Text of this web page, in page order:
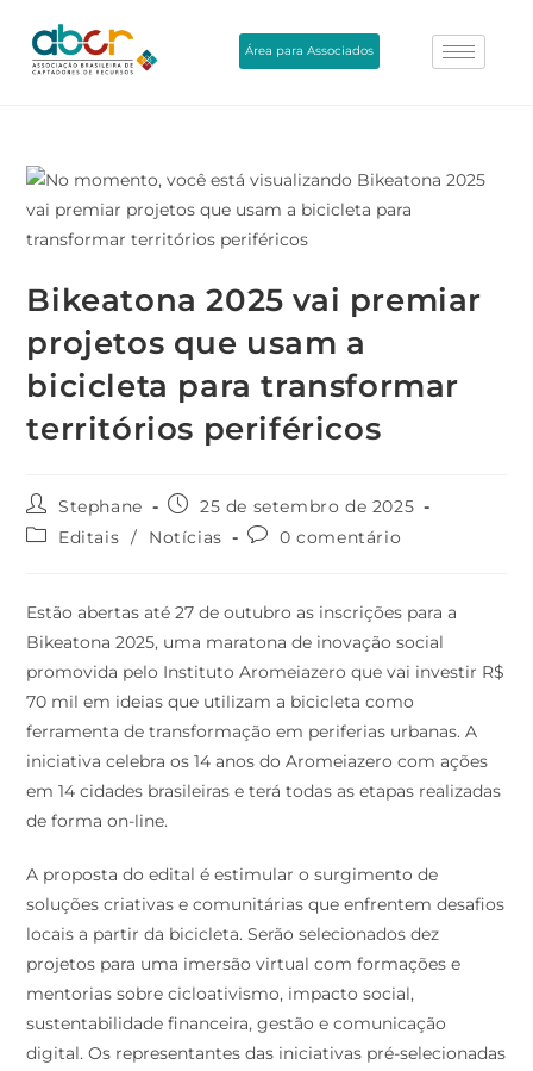
Área para Associados
Bikeatona 2025 vai premiar
projetos que usam a
bicicleta para transformar
territórios periféricos
Stephane
25 de setembro de 2025
Editais / Notícias 0 comentário
Estão abertas até 27 de outubro as inscrições para a
Bikeatona 2025, uma maratona de inovação social
promovida pelo Instituto Aromeiazero que vai investir R$
70 mil em ideias que utilizam a bicicleta como
ferramenta de transformação em periferias urbanas. A
iniciativa celebra os 14 anos do Aromeiazero com ações
em 14 cidades brasileiras e terá todas as etapas realizadas
de forma on-line.
A proposta do edital é estimular o surgimento de
soluções criativas e comunitárias que enfrentem desafios
locais a partir da bicicleta. Serão selecionados dez
projetos para uma imersão virtual com formações e
mentorias sobre cicloativismo, impacto social,
sustentabilidade financeira, gestão e comunicação
digital. Os representantes das iniciativas pré-selecionadas